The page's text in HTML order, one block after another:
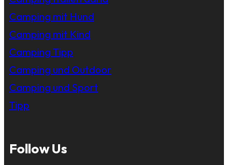
Camping mit Hund
Camping mit Kind
Camping Tipp
Camping und Outdoor
Camping und Sport
Tipp
Follow Us